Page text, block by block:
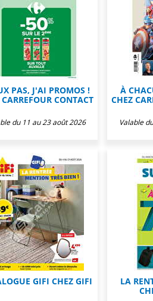
PAS, J'AI PROMOS !
CONTACT
du 11 au 23 août 2026
À
CHEZ
Valable
GIFI CHEZ GIFI
LA